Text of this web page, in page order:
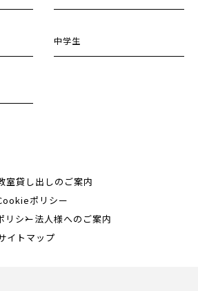
中学生
室貸し出しのご案内
ポリシー
リシー法人様へのご案内
イトマップ